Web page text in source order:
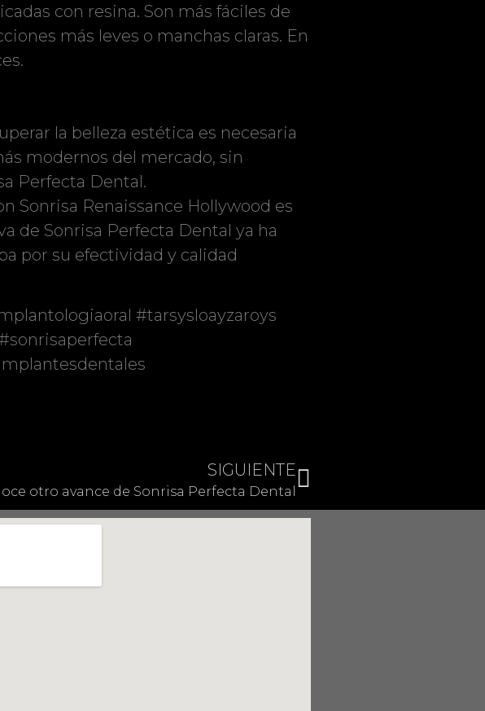
con resina. Son más fáciles de
más leves o manchas claras. En
la belleza estética es necesaria
modernos del mercado, sin
Perfecta Dental.
Sonrisa Renaissance Hollywood es
de Sonrisa Perfecta Dental ya ha
por su efectividad y calidad
#tarsysloayzaroys
SIGUIENTE
otro avance de Sonrisa Perfecta Dental